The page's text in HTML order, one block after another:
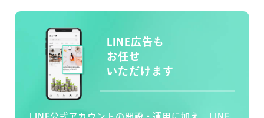
LINE広告も
お任せ
いただけます